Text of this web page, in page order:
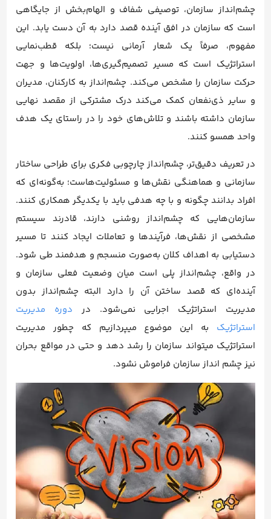
چشم‌انداز سازمان، توصیفی شفاف و الهام‌بخش از جایگاهی
است که سازمان در افق آینده قصد دارد به آن دست یابد. این
مفهوم، صرفاً یک شعار آرمانی نیست؛ بلکه قطب‌نمایی
استراتژیک است که مسیر تصمیم‌گیری‌ها، اولویت‌ها و جهت
حرکت سازمان را مشخص می‌کند. چشم‌انداز به کارکنان، مدیران
و سایر ذی‌نفعان کمک می‌کند درک مشترکی از مقصد نهایی
سازمان داشته باشند و تلاش‌های خود را در راستای یک هدف
واحد همسو کنند.
در تعریف دقیق‌تر، چشم‌انداز چارچوبی فکری برای طراحی ساختار
سازمانی و هماهنگی نقش‌ها و مسئولیت‌هاست؛ به‌گونه‌ای که
افراد بدانند چگونه و با چه هدفی باید با یکدیگر همکاری کنند.
سازمان‌هایی که چشم‌انداز روشنی دارند، قادرند سیستم
مشخصی از نقش‌ها، فرآیندها و تعاملات ایجاد کنند تا مسیر
دستیابی به اهداف کلان به‌صورت منسجم و هدفمند طی شود.
در واقع، چشم‌انداز پلی است میان وضعیت فعلی سازمان و
آینده‌ای که قصد ساختن آن را دارد البته چشم‌انداز بدون
مدیریت استراتژیک اجرایی نمی‌شود. در دوره مدیریت
استراتژیک به این موضوع میپردازیم که چطور مدیریت
استراتژیک میتواند سازمان را رشد دهد و حتی در مواقع بحران
نیز چشم انداز سازمان فراموش نشود.